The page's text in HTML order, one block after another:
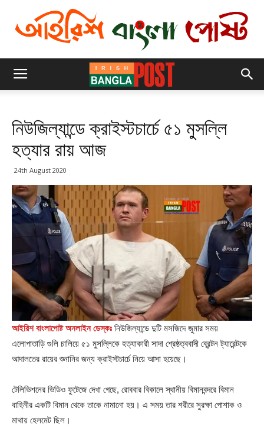
নিউজিল্যান্ডে ক্রাইস্টচার্চে ৫১ মুসল্লি
হত্যার রায় আজ
24th August 2020
আইরিশ বাংলাপোষ্ট অনলাইন ডেস্কঃ নিউজিল্যান্ডে দুটি মসজিদে জুমার সময়
এলোপাতাড়ি গুলি চালিয়ে ৫১ মুসল্লিকে হত্যাকারী সাদা শ্রেষ্ঠত্ববাদী ব্রেন্টন ট্যারেন্টকে
আদালতের রায়ের শুনানির জন্য ক্রাইস্টচার্চে নিয়ে আসা হয়েছে।
টেলিভিশনের ভিডিও ফুটেজে দেখা গেছে, রোববার বিকালে স্থানীয় বিমানবন্দরে বিমান
বাহিনীর একটি বিমান থেকে তাকে নামানো হয়। এ সময় তার শরীরে সুরক্ষা পোশাক ও
মাথায় হেলমেট ছিল।